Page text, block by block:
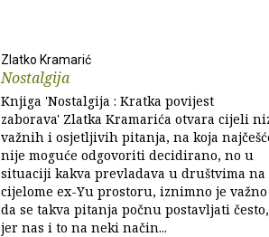
Zlatko Kramarić
Nostalgija
Knjiga 'Nostalgija : Kratka povijest
zaborava' Zlatka Kramarića otvara cijeli
važnih i osjetljivih pitanja, na koja
nije moguće odgovoriti decidirano, no u
situaciji kakva prevladava u društvima na
cijelome ex-Yu prostoru, iznimno je važno
da se takva pitanja počnu postavljati često,
jer nas i to na neki način...